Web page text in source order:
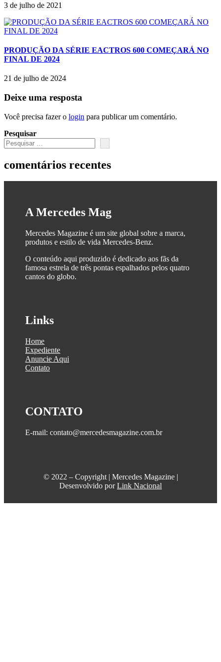
3 de julho de 2021
PRODUÇÃO DA SÉRIE EACTROS 600 COMEÇARÁ NO
FINAL DE 2024
21 de julho de 2024
Deixe uma resposta
Você precisa fazer o login para publicar um comentário.
Pesquisar
comentários recentes
A Mercedes Mag
Mercedes Magazine é um site global sobre a marca,
produtos e estilo de vida Mercedes-Benz.
O conteúdo aqui produzido é dedicado aos fãs da
famosa estrela de três pontas espalhados pelos quatro
cantos do globo.
Links
Home
Expediente
Anuncie Aqui
Contato
CONTATO
E-mail: contato@mercedesmagazine.com.br
©️ 2022 – Copyright | Mercedes Magazine |
Desenvolvido porLink Nacional